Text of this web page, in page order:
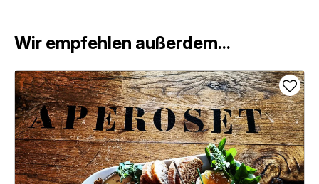
Wir empfehlen außerdem...